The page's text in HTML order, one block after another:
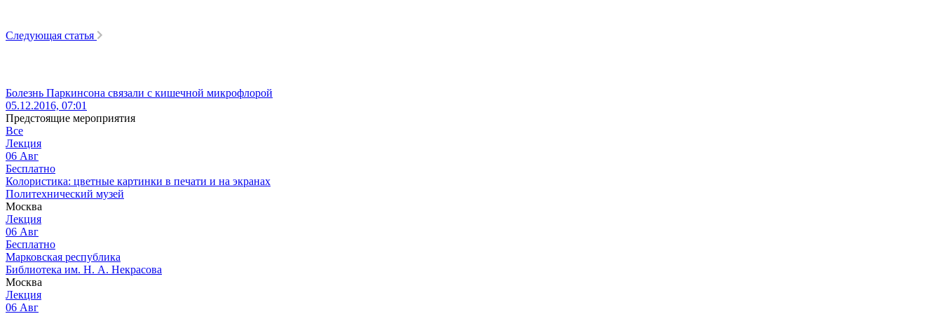
Следующая статья
Болезнь Паркинсона связали с кишечной микрофлорой
05.12.2016, 07:01
Предстоящие мероприятия
Все
Лекция
06 Авг
Бесплатно
Колористика: цветные картинки в печати и на экранах
Политехнический музей
Москва
Лекция
06 Авг
Бесплатно
Марковская республика
Библиотека им. Н. А. Некрасова
Москва
Лекция
06 Авг